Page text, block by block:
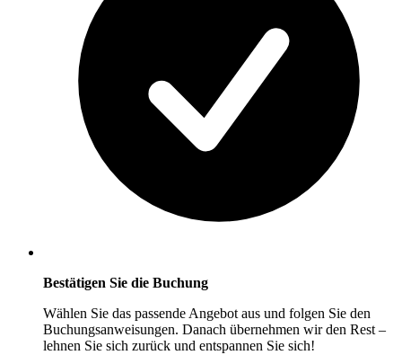
Bestätigen Sie die Buchung
Wählen Sie das passende Angebot aus und folgen Sie den
Buchungsanweisungen. Danach übernehmen wir den Rest –
lehnen Sie sich zurück und entspannen Sie sich!